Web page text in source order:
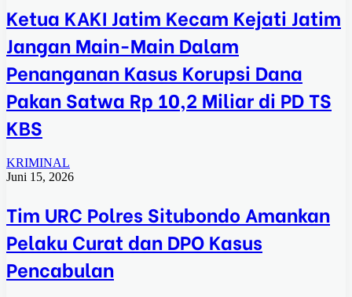
Ketua KAKI Jatim Kecam Kejati Jatim
Jangan Main-Main Dalam
Penanganan Kasus Korupsi Dana
Pakan Satwa Rp 10,2 Miliar di PD TS
KBS
KRIMINAL
Juni 15, 2026
Tim URC Polres Situbondo Amankan
Pelaku Curat dan DPO Kasus
Pencabulan